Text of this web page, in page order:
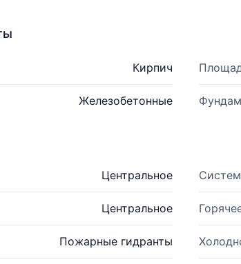
Кирпич
Железобетонные
Центральное
Центральное
Пожарные гидранты